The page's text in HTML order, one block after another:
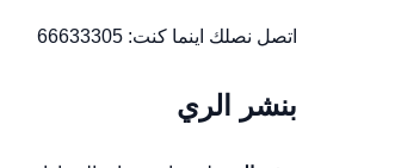
اتصل نصلك اينما كنت: 66633305
بنشر الري